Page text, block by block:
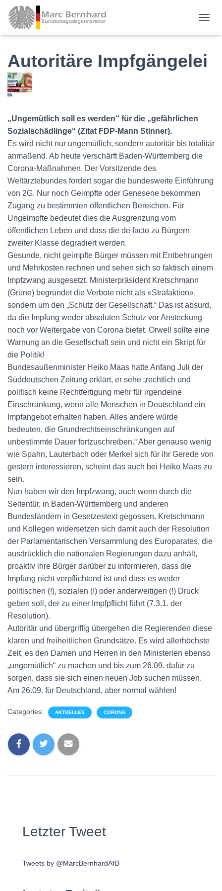
Autoritäre Impfgängelei
„Ungemütlich soll es werden“ für die „gefährlichen
Sozialschädlinge“ (Zitat FDP-Mann Stinner).
Es wird nicht nur ungemütlich, sondern autoritär bis totalitär
anmaßend. Ab heute verschärft Baden-Württemberg die
Corona-Maßnahmen. Der Vorsitzende des
Weltärztebundes fordert sogar die bundesweite Einführung
von 2G. Nur noch Geimpfte oder Genesene bekommen
Zugang zu bestimmten öffentlichen Bereichen. Für
Ungeimpfte bedeutet dies die Ausgrenzung vom
öffentlichen Leben und dass die de facto zu Bürgern
zweiter Klasse degradiert werden.
Gesunde, nicht geimpfte Bürger müssen mit Entbehrungen
und Mehrkosten rechnen und sehen sich so faktisch einem
Impfzwang ausgesetzt. Ministerpräsident Kretschmann
(Grüne) begründet die Verbote nicht als «Strafaktion»,
sondern um den „Schutz der Gesellschaft.“ Das ist absurd,
da die Impfung weder absoluten Schutz vor Ansteckung
noch vor Weitergabe von Corona bietet. Orwell sollte eine
Warnung an die Gesellschaft sein und nicht ein Skript für
die Politik!
Bundesaußenminister Heiko Maas hatte Anfang Juli der
Süddeutschen Zeitung erklärt, er sehe „rechtlich und
politisch keine Rechtfertigung mehr für irgendeine
Einschränkung, wenn alle Menschen in Deutschland ein
Impfangebot erhalten haben. Alles andere würde
bedeuten, die Grundrechtseinschränkungen auf
unbestimmte Dauer fortzuschreiben.“ Aber genauso wenig
wie Spahn, Lauterbach oder Merkel sich für ihr Gerede von
gestern interessieren, scheint das auch bei Heiko Maas zu
sein.
Nun haben wir den Impfzwang, auch wenn durch die
Seitentür, in Baden-Württemberg und anderen
Bundesländern in Gesetzestext gegossen. Kretschmann
und Kollegen widersetzen sich damit auch der Resolution
der Parlamentarischen Versammlung des Europarates, die
ausdrücklich die nationalen Regierungen dazu anhält,
proaktiv ihre Bürger darüber zu informieren, dass die
Impfung nicht verpflichtend ist und dass es weder
politischen (!), sozialen (!) oder anderweitigen (!) Druck
geben soll, der zu einer Impfpflicht führt (7.3.1. der
Resolution).
Autoritär und übergriffig übergehen die Regierenden diese
klaren und freiheitlichen Grundsätze. Es wird allerhöchste
Zeit, es den Damen und Herren in den Ministerien ebenso
„ungemütlich“ zu machen und bis zum 26.09. dafür zu
sorgen, dass sie sich einen neuen Job suchen müssen.
Am 26.09. für Deutschland, aber normal wählen!
Categories: AKTUELLES CORONA
Letzter Tweet
Tweets by @MarcBernhardAfD